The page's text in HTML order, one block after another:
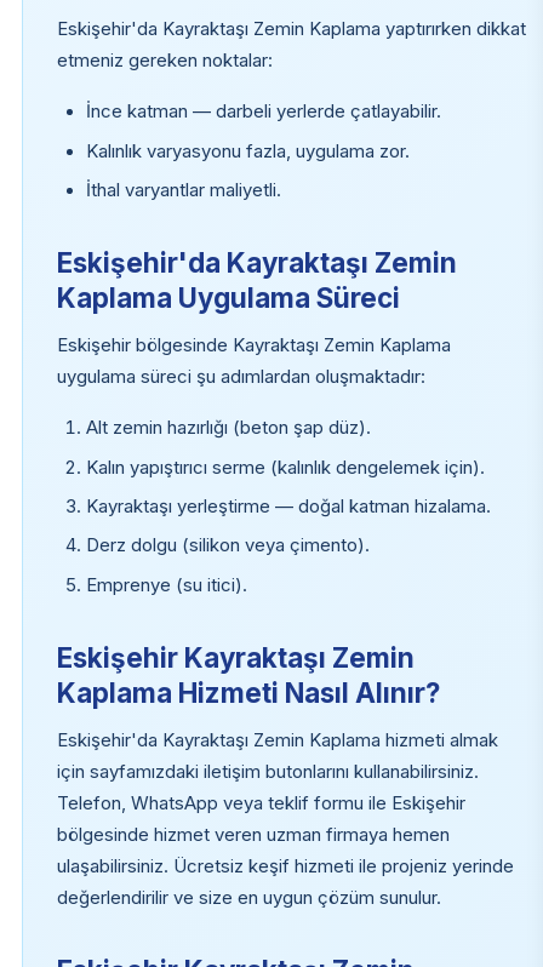
Eskişehir'da Kayraktaşı Zemin Kaplama yaptırırken dikkat
etmeniz gereken noktalar:
İnce katman — darbeli yerlerde çatlayabilir.
Kalınlık varyasyonu fazla, uygulama zor.
İthal varyantlar maliyetli.
Eskişehir'da Kayraktaşı Zemin
Kaplama Uygulama Süreci
Eskişehir bölgesinde Kayraktaşı Zemin Kaplama
uygulama süreci şu adımlardan oluşmaktadır:
Alt zemin hazırlığı (beton şap düz).
Kalın yapıştırıcı serme (kalınlık dengelemek için).
Kayraktaşı yerleştirme — doğal katman hizalama.
Derz dolgu (silikon veya çimento).
Emprenye (su itici).
Eskişehir Kayraktaşı Zemin
Kaplama Hizmeti Nasıl Alınır?
Eskişehir'da Kayraktaşı Zemin Kaplama hizmeti almak
için sayfamızdaki iletişim butonlarını kullanabilirsiniz.
Telefon, WhatsApp veya teklif formu ile Eskişehir
bölgesinde hizmet veren uzman firmaya hemen
ulaşabilirsiniz. Ücretsiz keşif hizmeti ile projeniz yerinde
değerlendirilir ve size en uygun çözüm sunulur.